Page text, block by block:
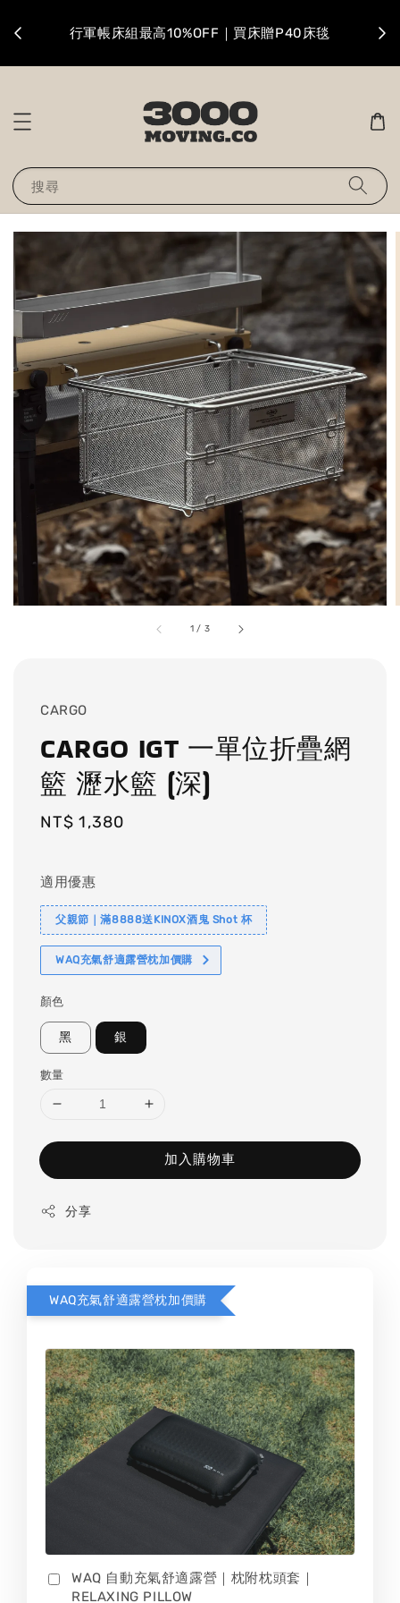
行軍帳床組最高10%OFF｜買床贈P40床毯
搜尋
1 / 3
CARGO
CARGO IGT 一單位折疊網
籃 瀝水籃 (深)
Regular
NT$ 1,380
適用優惠
父親節｜滿8888送KINOX酒鬼 Shot 杯
WAQ充氣舒適露營枕加價購
顏色
黑 銀
數量
加入購物車
分享
WAQ充氣舒適露營枕加價購
WAQ 自動充氣舒適露營｜枕附枕頭套｜
RELAXING PILLOW